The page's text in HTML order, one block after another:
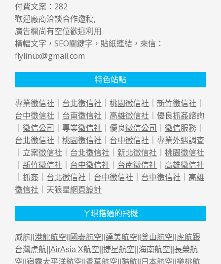
付費文案： 282
歡迎廠商洽談合作邀稿,
廣告欄尚有空位歡迎利用
橫幅文字，SEO關鍵字，貼紙連結，來信：
flylinux@gmail.com
特色站點
專業徵信社 ｜ 台北徵信社 ｜ 桃園徵信社 ｜ 新竹徵信社 ｜
台中徵信社 ｜ 台南徵信社 ｜ 高雄徵信社 ｜優良抓姦諮詢
｜ 徵信公司 ｜專業徵信社 ｜優良徵信公司 ｜ 徵信服務｜
台北徵信社 ｜ 桃園徵信社 ｜ 台中徵信社 ｜專業外遇調查
｜立案徵信社 ｜ 台北徵信社 ｜ 新北徵信社 ｜ 桃園徵信社
｜ 新竹徵信社 ｜ 台中徵信社 ｜ 台南徵信社 ｜ 高雄徵信社
｜ 抓姦 ｜ 台北徵信社 ｜ 台中徵信社 ｜ 台中徵信社 ｜ 高雄
徵信社 ｜天狼星網頁設計
ㄚ琪搭過的飛機
威航|| 港龍航空 國泰航空 達美航空 釜山航空
虎航跟
台灣虎航 AirAsia X航空 捷星航空 海南航空 長榮航
空 宿霧太平洋航空 香草航空 酷航 日本航空 樂桃航